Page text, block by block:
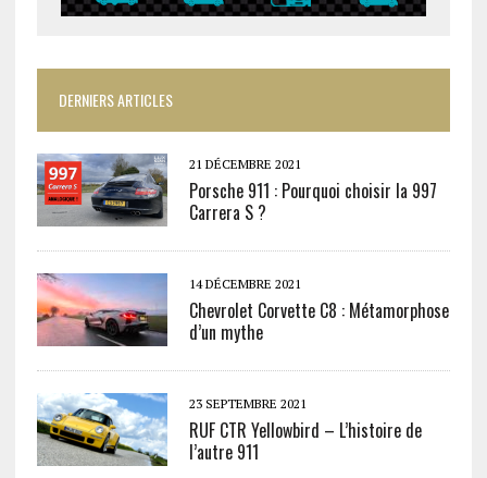
DERNIERS ARTICLES
21 DÉCEMBRE 2021
Porsche 911 : Pourquoi choisir la 997
Carrera S ?
14 DÉCEMBRE 2021
Chevrolet Corvette C8 : Métamorphose
d’un mythe
23 SEPTEMBRE 2021
RUF CTR Yellowbird – L’histoire de
l’autre 911